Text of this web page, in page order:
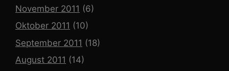
November 2011 (6)
Oktober 2011 (10)
September 2011 (18)
August 2011 (14)